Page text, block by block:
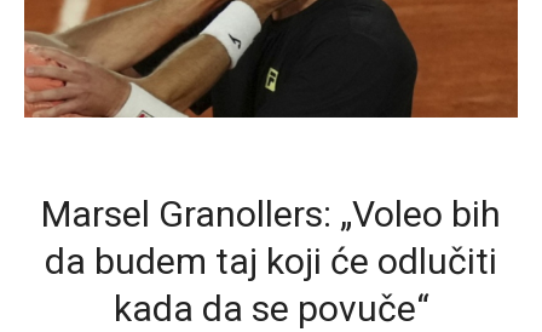
Marsel Granollers: „Voleo bih
da budem taj koji će odlučiti
kada da se povuče“